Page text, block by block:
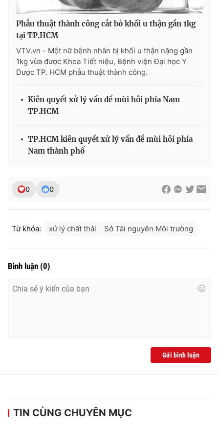
Ðiện thoại Thời báo VTV:024.66 897 897
Email:toasoan@vtv.vn
Liên hệ quảng cáo:
thông tin từ website này.
Phẫu thuật thành công cắt bỏ khối u thận gần 1kg
tại TP.HCM
VTV.vn - Một nữ bệnh nhân bị khối u thận nặng gần
1kg vừa được Khoa Tiết niệu, Bệnh viện Đại học Y
Dược TP. HCM phẫu thuật thành công.
Kiên quyết xử lý vấn đề mùi hôi phía Nam
TP.HCM
TP.HCM kiên quyết xử lý vấn đề mùi hôi phía
Nam thành phố
0 0
Từ khóa: xử lý chất thải Sở Tài nguyên Môi trường
Bình luận (0)
Gửi bình luận
TIN CÙNG CHUYÊN MỤC